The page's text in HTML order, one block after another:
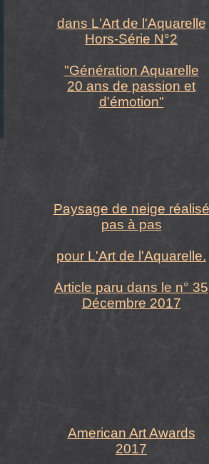
dans L'Art de l'Aquarelle
Hors-Série N°2
"Génération Aquarelle
20 ans de passion et
d'émotion"
Paysage de neige réalisé
pas à pas
pour L'Art de l'Aquarelle.
Article paru dans le n° 35
Décembre 2017
American Art Awards
2017